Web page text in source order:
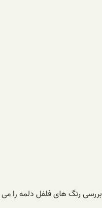
بررسی رنگ های فلفل دلمه را